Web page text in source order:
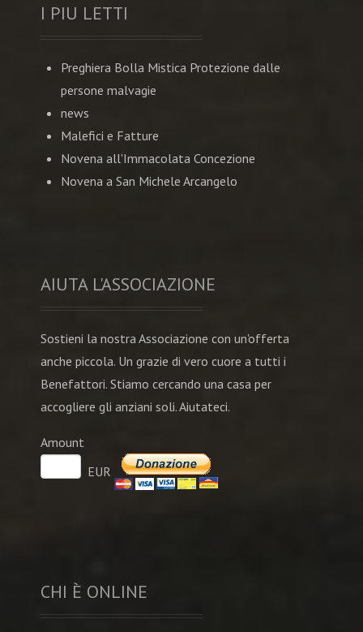
I PIU LETTI
Preghiera Bolla Mistica Protezione dalle
persone malvagie
news
Malefici e Fatture
Novena all'Immacolata Concezione
Novena a San Michele Arcangelo
AIUTA L'ASSOCIAZIONE
Sostieni la nostra Associazione con un'offerta
anche piccola. Un grazie di vero cuore a tutti i
Benefattori. Stiamo cercando una casa per
accogliere gli anziani soli. Aiutateci.
Amount
EUR
CHI È ONLINE